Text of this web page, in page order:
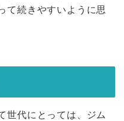
て続きやすいように思
世代にとっては、ジム